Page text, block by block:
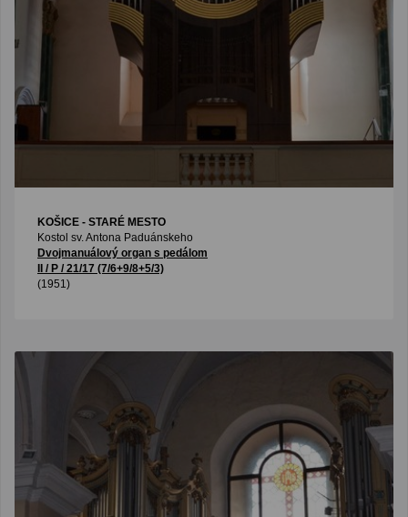
KOŠICE - STARÉ MESTO
Kostol sv. Antona Paduánskeho
Dvojmanuálový organ s pedálom
II / P / 21/17 (7/6+9/8+5/3)
(1951)